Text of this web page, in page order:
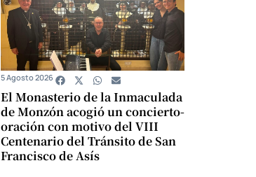
El Monasterio de la Inmaculada
de Monzón acogió un concierto-
oración con motivo del VIII
Centenario del Tránsito de San
Francisco de Asís
5 Agosto 2026